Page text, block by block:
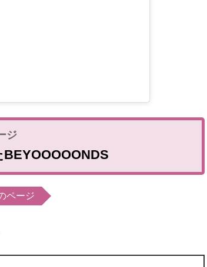
ページ